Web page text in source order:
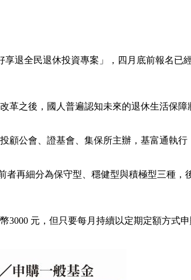
退全民退休投資專案」，四月底前報名已
之後，國人普遍認知未來的退休生活保
顧公會、證基會、集保所主辦，基富通執
再細分為保守型、穩健型與積極型三種，
元，但只要每月持續以定期定額方式